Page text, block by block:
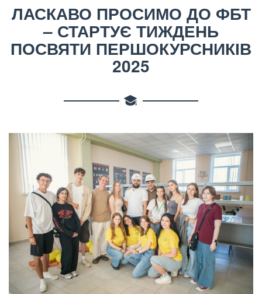
ЛАСКАВО ПРОСИМО ДО ФБТ
– СТАРТУЄ ТИЖДЕНЬ
ПОСВЯТИ ПЕРШОКУРСНИКІВ
2025